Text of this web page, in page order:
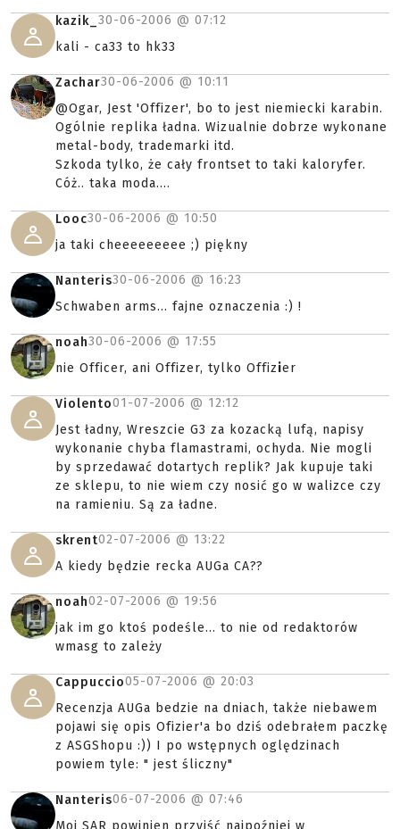
kazik_ 30-06-2006 @ 07:12
kali - ca33 to hk33
Zachar30-06-2006 @ 10:11
@Ogar, Jest 'Offizer', bo to jest niemiecki karabin.
Ogólnie replika ładna. Wizualnie dobrze wykonane
metal-body, trademarki itd.
Szkoda tylko, że cały frontset to taki kaloryfer.
Cóż.. taka moda....
Looc30-06-2006 @ 10:50
ja taki cheeeeeeeee ;) piękny
Nanteris30-06-2006 @ 16:23
Schwaben arms... fajne oznaczenia :) !
noah30-06-2006 @ 17:55
nie Officer, ani Offizer, tylko Offizier
Violento01-07-2006 @ 12:12
Jest ładny, Wreszcie G3 za kozacką lufą, napisy
wykonanie chyba flamastrami, ochyda. Nie mogli
by sprzedawać dotartych replik? Jak kupuje taki
ze sklepu, to nie wiem czy nosić go w walizce czy
na ramieniu. Są za ładne.
skrent02-07-2006 @ 13:22
A kiedy będzie recka AUGa CA??
noah02-07-2006 @ 19:56
jak im go ktoś podeśle... to nie od redaktorów
wmasg to zależy
Cappuccio05-07-2006 @ 20:03
Recenzja AUGa bedzie na dniach, także niebawem
pojawi się opis Ofizier'a bo dziś odebrałem paczkę
z ASGShopu :)) I po wstępnych oględzinach
powiem tyle: " jest śliczny"
Nanteris06-07-2006 @ 07:46
Moj SAR powinien przyjść najpoźniej w